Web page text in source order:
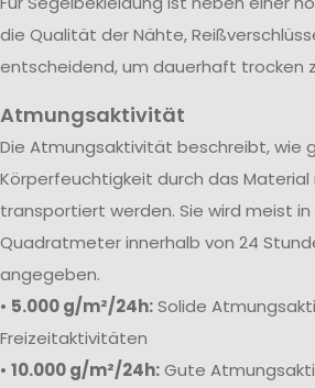
die Qualität der Nähte,
entscheidend, um dauerhaft trocken
Atmungsaktivität
Die Atmungsaktivität beschreibt, wie
Körperfeuchtigkeit durch das Material
transportiert werden. Sie wird meist
Quadratmeter innerhalb von 24
angegeben.
• 5.000 g/m²/24h:Solide
Freizeitaktivitäten
• 10.000 g/m²/24h:Gute